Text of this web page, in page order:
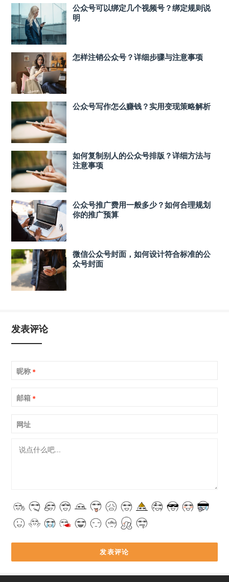
公众号可以绑定几个视频号？绑定规则说
明
怎样注销公众号？详细步骤与注意事项
公众号写作怎么赚钱？实用变现策略解析
如何复制别人的公众号排版？详细方法与
注意事项
公众号推广费用一般多少？如何合理规划
你的推广预算
微信公众号封面，如何设计符合标准的公
众号封面
发表评论
昵称 *
邮箱 *
网址